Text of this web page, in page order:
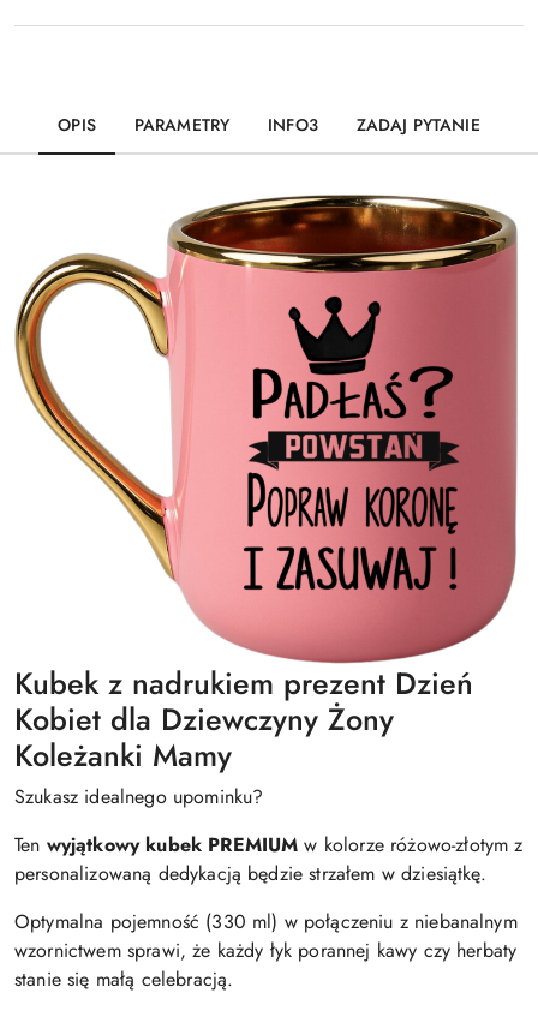
OPIS PARAMETRY INFO3 ZADAJ PYTANIE
Kubek z nadrukiem prezent Dzień
Kobiet dla Dziewczyny Żony
Koleżanki Mamy
Szukasz idealnego upominku?
Ten wyjątkowy kubek PREMIUM w kolorze różowo-złotym z
personalizowaną dedykacją będzie strzałem w dziesiątkę.
Optymalna pojemność (330 ml) w połączeniu z niebanalnym
wzornictwem sprawi, że każdy łyk porannej kawy czy herbaty
stanie się małą celebracją.